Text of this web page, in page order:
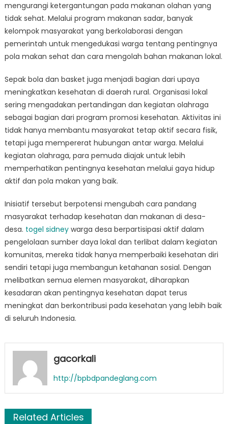
mengurangi ketergantungan pada makanan olahan yang
tidak sehat. Melalui program makanan sadar, banyak
kelompok masyarakat yang berkolaborasi dengan
pemerintah untuk mengedukasi warga tentang pentingnya
pola makan sehat dan cara mengolah bahan makanan lokal.
Sepak bola dan basket juga menjadi bagian dari upaya
meningkatkan kesehatan di daerah rural. Organisasi lokal
sering mengadakan pertandingan dan kegiatan olahraga
sebagai bagian dari program promosi kesehatan. Aktivitas ini
tidak hanya membantu masyarakat tetap aktif secara fisik,
tetapi juga mempererat hubungan antar warga. Melalui
kegiatan olahraga, para pemuda diajak untuk lebih
memperhatikan pentingnya kesehatan melalui gaya hidup
aktif dan pola makan yang baik.
Inisiatif tersebut berpotensi mengubah cara pandang
masyarakat terhadap kesehatan dan makanan di desa-
desa. togel sidneywarga desa berpartisipasi aktif dalam
pengelolaan sumber daya lokal dan terlibat dalam kegiatan
komunitas, mereka tidak hanya memperbaiki kesehatan diri
sendiri tetapi juga membangun ketahanan sosial. Dengan
melibatkan semua elemen masyarakat, diharapkan
kesadaran akan pentingnya kesehatan dapat terus
meningkat dan berkontribusi pada kesehatan yang lebih baik
di seluruh Indonesia.
gacorkali
http://bpbdpandeglang.com
Related Articles